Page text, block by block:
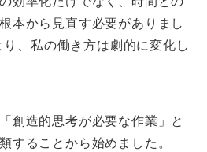
本から見直す必要がありまし
、私の働き方は劇的に変化し
創造的思考が必要な作業」と
することから始めました。